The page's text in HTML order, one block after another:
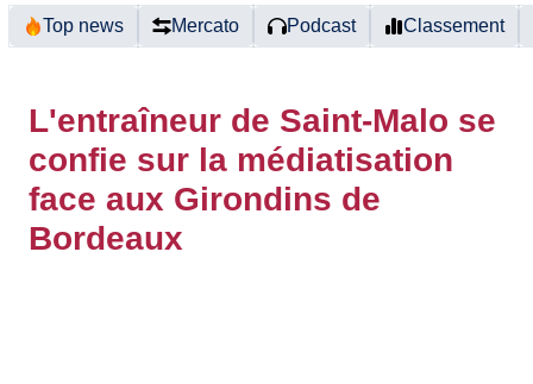
Top news Mercato Podcast Classement
L'entraîneur de Saint-Malo se
confie sur la médiatisation
face aux Girondins de
Bordeaux